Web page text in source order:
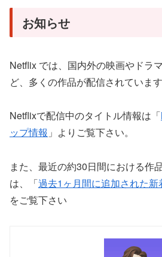
お知らせ
Netflix では、国内外の映画やドラ
ど、多くの作品が配信されています
Netflixで配信中のタイトル情報は「
ップ情報 」よりご覧下さい。
また、最近の約30日間における作
は、「過去1ヶ月間に追加された新
をご覧下さい